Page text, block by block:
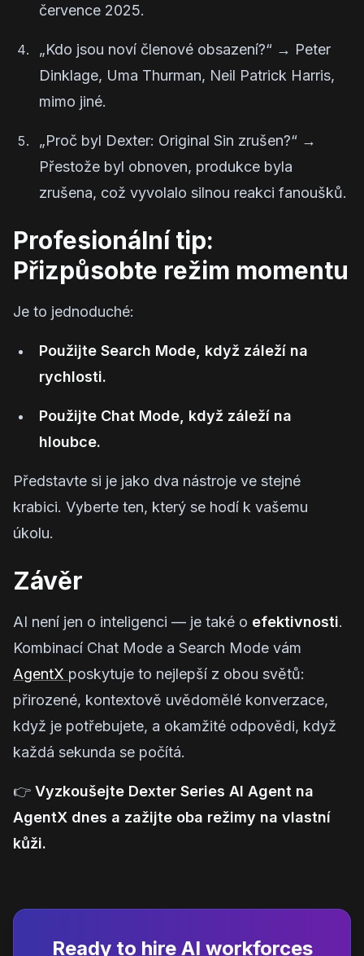
července 2025.
„Kdo jsou noví členové obsazení?“ → Peter
Dinklage, Uma Thurman, Neil Patrick Harris,
mimo jiné.
„Proč byl Dexter: Original Sin zrušen?“ →
Přestože byl obnoven, produkce byla
zrušena, což vyvolalo silnou reakci fanoušků.
Profesionální tip:
Přizpůsobte režim momentu
Je to jednoduché:
Použijte Search Mode, když záleží na
rychlosti.
Použijte Chat Mode, když záleží na
hloubce.
Představte si je jako dva nástroje ve stejné
krabici. Vyberte ten, který se hodí k vašemu
úkolu.
Závěr
AI není jen o inteligenci — je také o efektivnosti.
Kombinací Chat Mode a Search Mode vám
AgentX poskytuje to nejlepší z obou světů:
přirozené, kontextově uvědomělé konverzace,
když je potřebujete, a okamžité odpovědi, když
každá sekunda se počítá.
👉 Vyzkoušejte Dexter Series AI Agent na
AgentX dnes a zažijte oba režimy na vlastní
kůži.
Ready to hire AI workforces